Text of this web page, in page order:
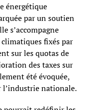
énergétique
par un soutien
s’accompagne
climatiques fixés par
sur les quotas de
des taxes sur
été évoquée,
nationale.